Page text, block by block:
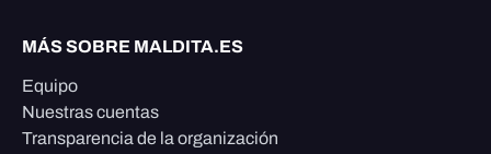
MÁS SOBRE MALDITA.ES
Equipo
Nuestras cuentas
Transparencia de la organización